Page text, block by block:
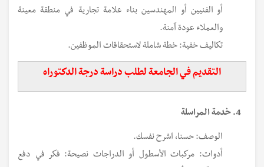
أو الفنيين أو المهندسين بناء علامة تجارية في منطقة معينة
والعملاء عودة آمنة.
تكاليف خفية: خطة شاملة لاستحقاقات الموظفين.
التقديم في الجامعة لطلب دراسة درجة الدكتوراه
الوصف: حسنا، اشرح نفسك.
أدوات: مركبات الأسطول أو الدراجات نصيحة: فكر في دفع